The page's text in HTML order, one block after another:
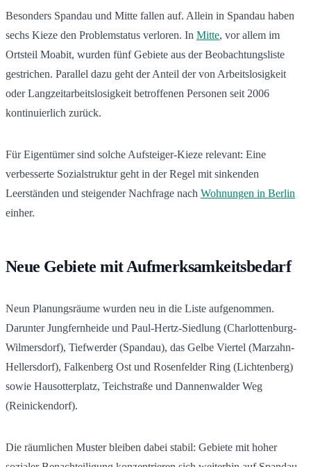
Besonders Spandau und Mitte fallen auf. Allein in Spandau haben
sechs Kieze den Problemstatus verloren. In Mitte, vor allem im
Ortsteil Moabit, wurden fünf Gebiete aus der Beobachtungsliste
gestrichen. Parallel dazu geht der Anteil der von Arbeitslosigkeit
oder Langzeitarbeitslosigkeit betroffenen Personen seit 2006
kontinuierlich zurück.
Für Eigentümer sind solche Aufsteiger-Kieze relevant: Eine
verbesserte Sozialstruktur geht in der Regel mit sinkenden
Leerständen und steigender Nachfrage nach Wohnungen in Berlin
einher.
Neue Gebiete mit Aufmerksamkeitsbedarf
Neun Planungsräume wurden neu in die Liste aufgenommen.
Darunter Jungfernheide und Paul-Hertz-Siedlung (Charlottenburg-
Wilmersdorf), Tiefwerder (Spandau), das Gelbe Viertel (Marzahn-
Hellersdorf), Falkenberg Ost und Rosenfelder Ring (Lichtenberg)
sowie Hausotterplatz, Teichstraße und Dannenwalder Weg
(Reinickendorf).
Die räumlichen Muster bleiben dabei stabil: Gebiete mit hoher